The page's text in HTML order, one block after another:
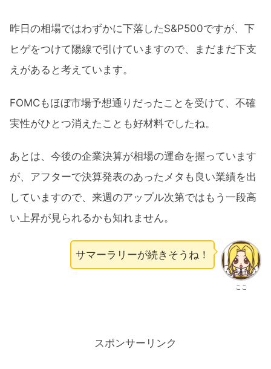
昨日の相場ではわずかに下落したS&P500ですが、下
ヒゲをつけて陽線で引けていますので、まだまだ下支
えがあると考えています。
FOMCもほぼ市場予想通りだったことを受けて、不確
実性がひとつ消えたことも好材料でしたね。
あとは、今後の企業決算が相場の運命を握っています
が、アフターで決算発表のあったメタも良い業績を出
していますので、来週のアップル次第ではもう一段高
い上昇が見られるかも知れません。
ここ
サマーラリーが続きそうね！
スポンサーリンク